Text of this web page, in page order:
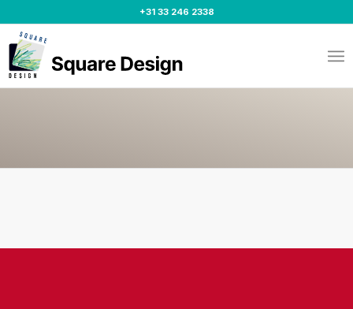
+31 33 246 2338